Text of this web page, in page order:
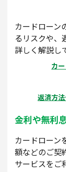
カードローン
るリスクや、
詳しく解説し
カ
返済方
金利や無利
カードローン
額などのご契
サービスをご